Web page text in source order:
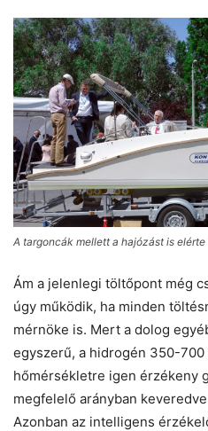
A targoncák mellett a hajózást is elérte
Ám a jelenlegi töltőpont még
úgy működik, ha minden
mérnöke is. Mert a dolog
egyszerű, a hidrogén 350-700
hőmérsékletre igen érzékeny
megfelelő arányban
Azonban az intelligens